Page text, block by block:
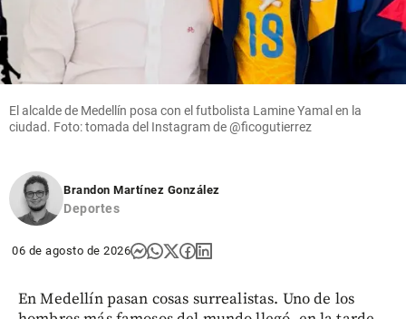
El alcalde de Medellín posa con el futbolista Lamine Yamal en la
ciudad. Foto: tomada del Instagram de @ficogutierrez
Brandon Martínez González
Deportes
06 de agosto de 2026
En Medellín pasan cosas surrealistas. Uno de los